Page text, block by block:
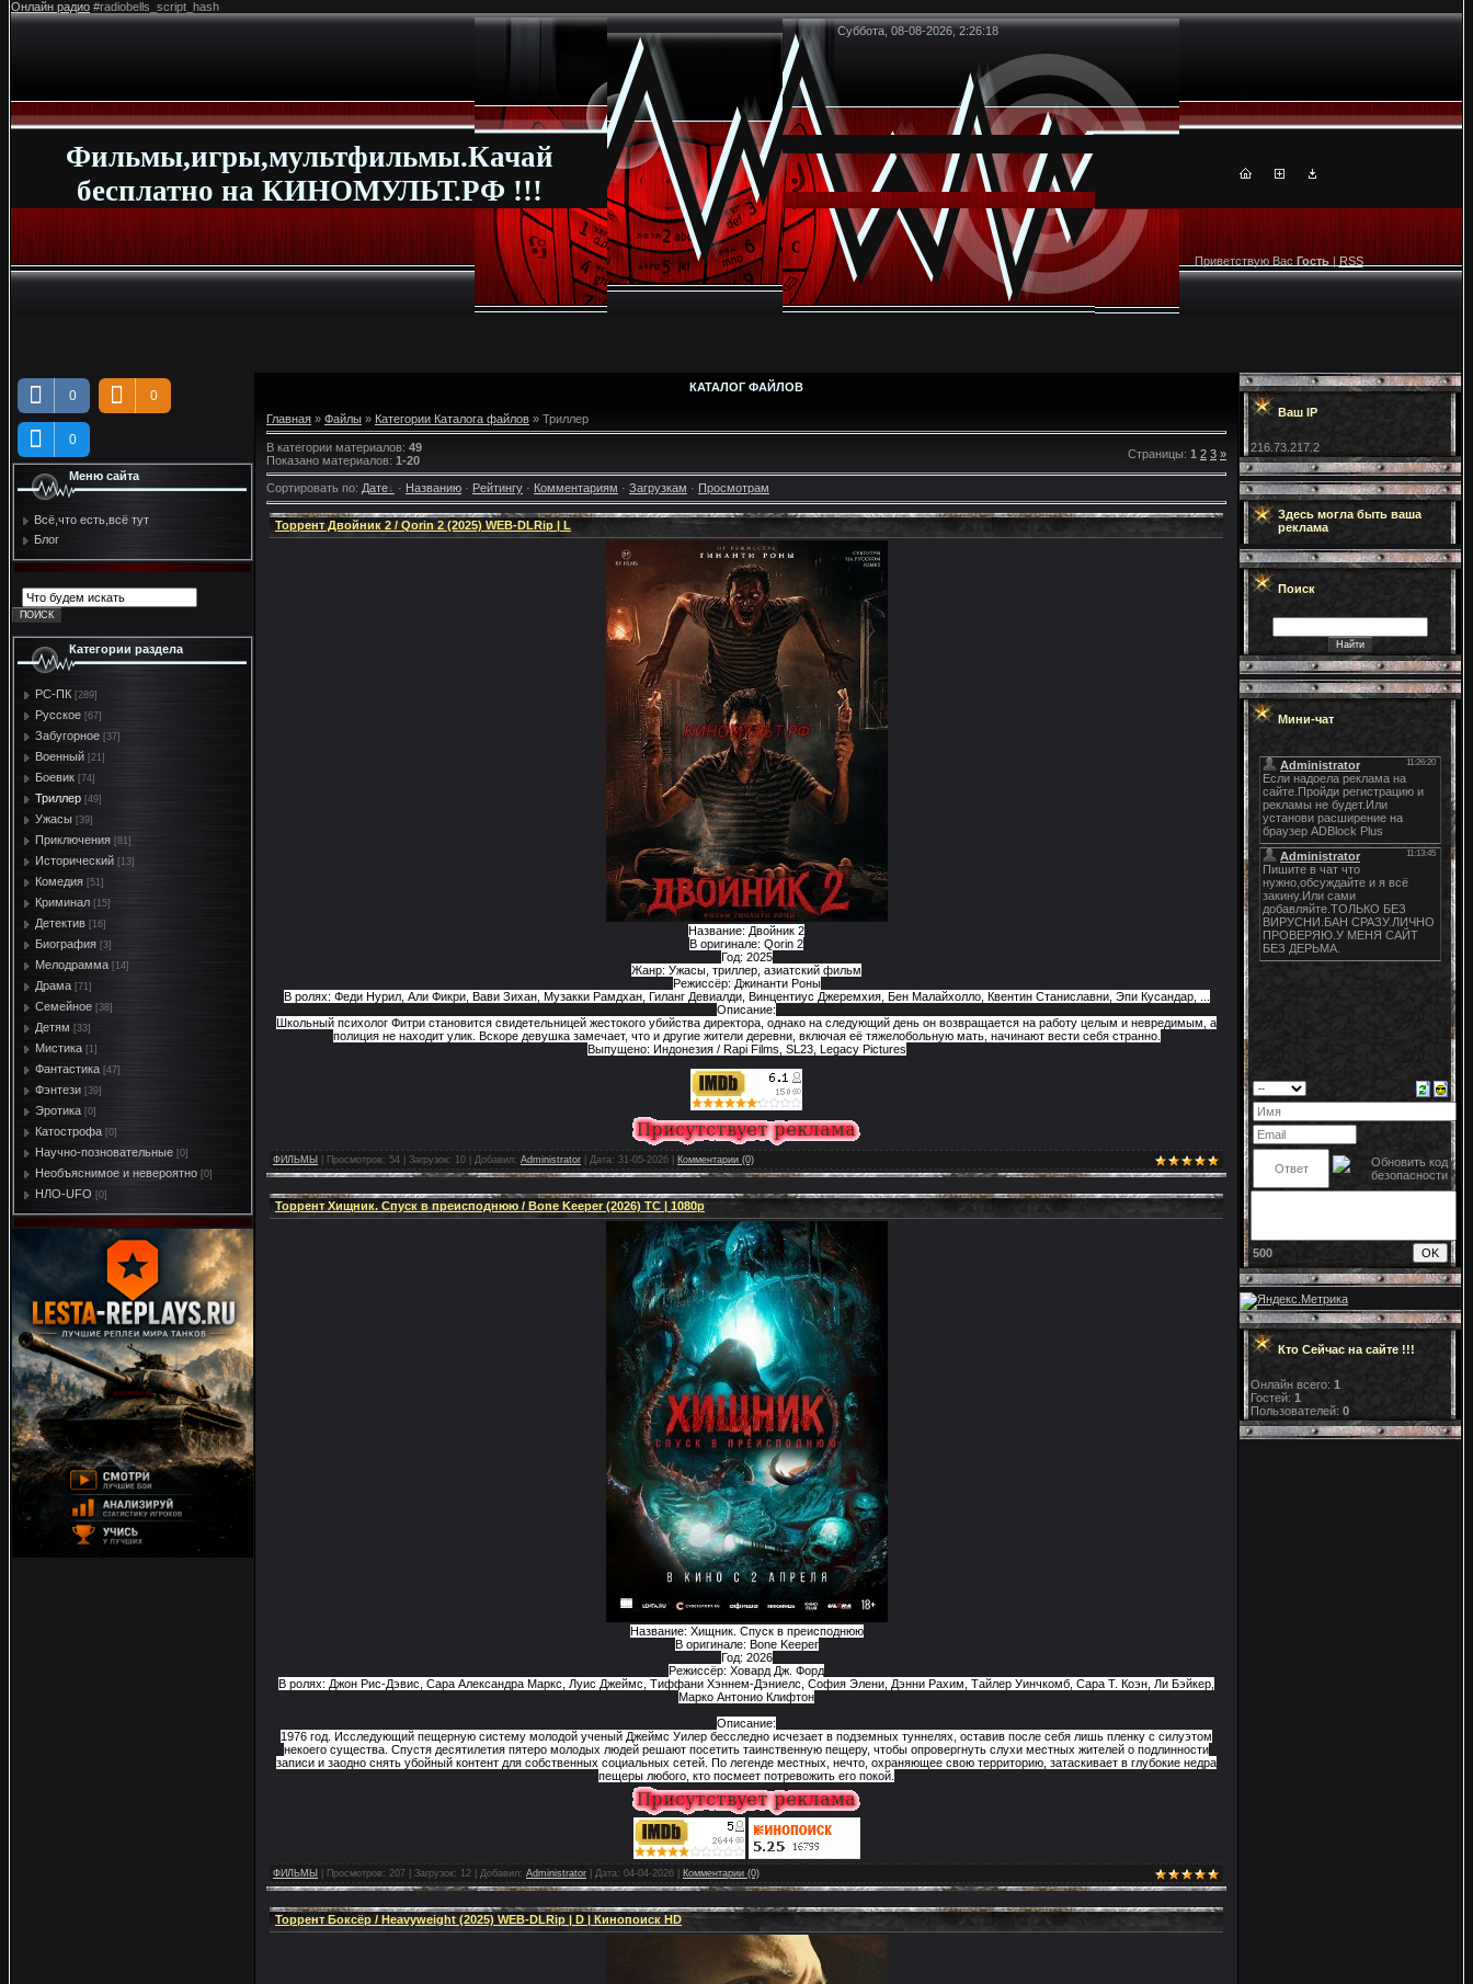
Онлайн радио #radiobells_script_hash
Суббота, 08-08-2026, 2:26:18
Фильмы,игры,мультфильмы.Качай
бесплатно на КИНОМУЛЬТ.РФ !!!
Приветствую Вас Гость| RSS
0 0
0
Меню сайта
Всё,что есть,всё тут
Блог
Категории раздела
PC-ПК [289]
Русское [67]
Забугорное [37]
Военный [21]
Боевик [74]
Триллер [49]
Ужасы [39]
Приключения [81]
Исторический [13]
Комедия [51]
Криминал [15]
Детектив [16]
Биография [3]
Мелодрамма [14]
Драма [71]
Семейное [38]
Детям [33]
Мистика [1]
Фантастика [47]
Фэнтези [39]
Эротика [0]
Катострофа [0]
Научно-позновательные [0]
Необъяснимое и невероятно [0]
НЛО-UFO [0]
КАТАЛОГ ФАЙЛОВ
Главная » Файлы » Категории Каталога файлов » Триллер
В категории материалов: 49
Показано материалов: 1-20 Страницы: 1 2 3 »
Сортировать по: Дате · Названию · Рейтингу · Комментариям · Загрузкам · Просмотрам
Торрент Двойник 2 / Qorin 2 (2025) WEB-DLRip | L
Название: Двойник 2
В оригинале: Qorin 2
Год: 2025
Жанр: Ужасы, триллер, азиатский фильм
Режиссёр: Джинанти Роны
В ролях: Феди Нурил, Али Фикри, Вави Зихан, Музакки Рамдхан, Гиланг Девиалди, Винцентиус Джеремхия, Бен Малайхолло, Квентин Станиславни, Эпи Кусандар, ...
Описание:
Школьный психолог Фитри становится свидетельницей жестокого убийства директора, однако на следующий день он возвращается на работу целым и невредимым, а
полиция не находит улик. Вскоре девушка замечает, что и другие жители деревни, включая её тяжелобольную мать, начинают вести себя странно.
Выпущено: Индонезия / Rapi Films, SL23, Legacy Pictures
ФИЛЬМЫ Просмотров: 54 Загрузок: 10 Добавил: Administrator Дата: 31-05-2026 Комментарии (0)
Торрент Хищник. Спуск в преисподнюю / Bone Keeper (2026) TC | 1080p
Название: Хищник. Спуск в преисподнюю
В оригинале: Bone Keeper
Год: 2026
Режиссёр: Ховард Дж. Форд
В ролях: Джон Рис-Дэвис, Сара Александра Маркс, Луис Джеймс, Тиффани Хэннем-Дэниелс, София Элени, Дэнни Рахим, Тайлер Уинчкомб, Сара Т. Коэн, Ли Бэйкер,
Марко Антонио Клифтон
Описание:
1976 год. Исследующий пещерную систему молодой ученый Джеймс Уилер бесследно исчезает в подземных туннелях, оставив после себя лишь пленку с силуэтом
некоего существа. Спустя десятилетия пятеро молодых людей решают посетить таинственную пещеру, чтобы опровергнуть слухи местных жителей о подлинности
записи и заодно снять убойный контент для собственных социальных сетей. По легенде местных, нечто, охраняющее свою территорию, затаскивает в глубокие недра
пещеры любого, кто посмеет потревожить его покой.
ФИЛЬМЫ Просмотров: 207 Загрузок: 12 Добавил: Administrator Дата: 04-04-2026 Комментарии (0)
Торрент Боксёр / Heavyweight (2025) WEB-DLRip | D | Кинопоиск HD
Ваш IP
216.73.217.2
Здесь могла быть ваша
реклама
Поиск
Мини-чат
500
Кто Сейчас на сайте !!!
Онлайн всего: 1
Гостей: 1
Пользователей: 0